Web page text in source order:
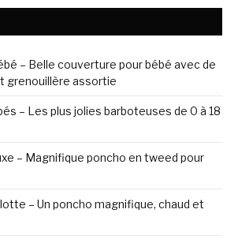
– Belle couverture pour bébé avec de
grenouillère assortie
– Les plus jolies barboteuses de 0 à 18
– Magnifique poncho en tweed pour
– Un poncho magnifique, chaud et